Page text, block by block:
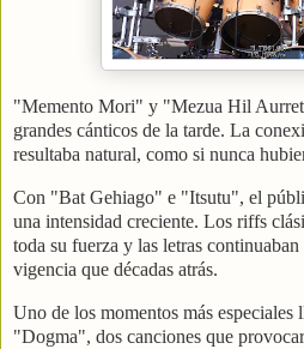
"Memento Mori" y "Mezua Hil
grandes cánticos de la tarde. La
resultaba natural, como si nunca
Con "Bat Gehiago" e "Itsutu", el
una intensidad creciente. Los riffs
toda su fuerza y las letras
vigencia que décadas atrás.
Uno de los momentos más
"Dogma", dos canciones que